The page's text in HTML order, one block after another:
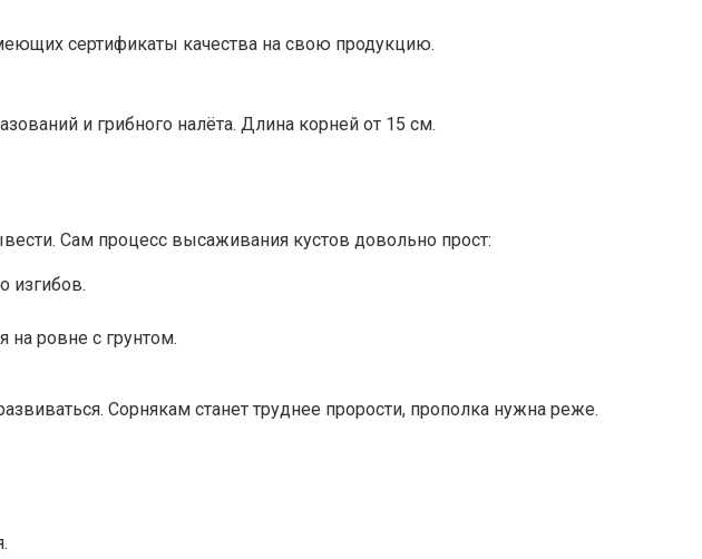
сертификаты качества на свою продукцию.
и грибного налёта. Длина корней от 15 см.
Сам процесс высаживания кустов довольно прост:
изгибов.
на ровне с грунтом.
Сорнякам станет труднее прорости, прополка нужна реже.